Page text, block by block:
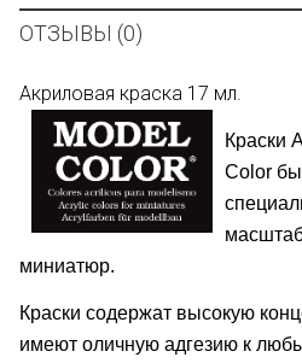
ОТЗЫВЫ (0)
Акриловая краска 17 мл.
Краски
Color
миниатюр.
Краски содержат высокую
имеют оличную адгезию к